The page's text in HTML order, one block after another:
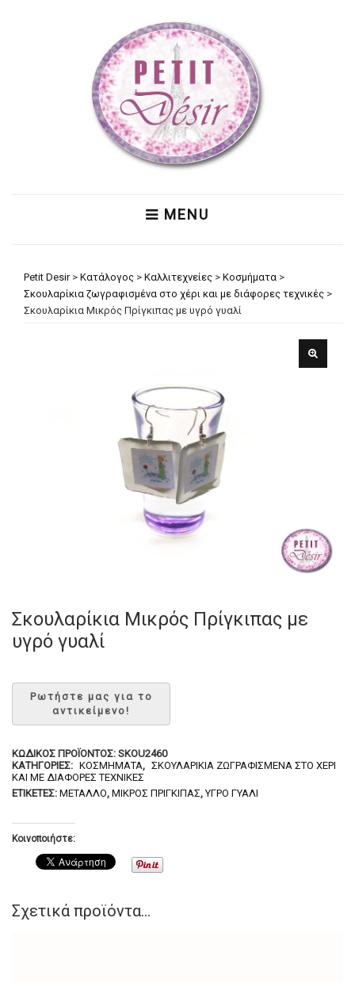
MENU
Petit Desir> Κατάλογος > Καλλιτεχνείες > Κοσμήματα >
Σκουλαρίκια ζωγραφισμένα στο χέρι και με διάφορες τεχνικές >
Σκουλαρίκια Μικρός Πρίγκιπας με υγρό γυαλί
Σκουλαρίκια Μικρός Πρίγκιπας με
υγρό γυαλί
ΚΩΔΙΚΌΣ ΠΡΟΪΌΝΤΟΣ: SKOU2460
ΚΑΤΗΓΟΡΊΕΣ: ΚΟΣΜΉΜΑΤΑ, ΣΚΟΥΛΑΡΊΚΙΑ ΖΩΓΡΑΦΙΣΜΈΝΑ ΣΤΟ ΧΈΡΙ
ΚΑΙ ΜΕ ΔΙΆΦΟΡΕΣ ΤΕΧΝΙΚΈΣ
ΕΤΙΚΈΤΕΣ: ΜΈΤΑΛΛΟ, ΜΙΚΡΌΣ ΠΡΊΓΚΙΠΑΣ,ΥΓΡΌ ΓΥΑΛΊ
Κοινοποιήστε:
Σχετικά προϊόντα...